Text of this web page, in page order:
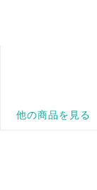
他の商品を見る